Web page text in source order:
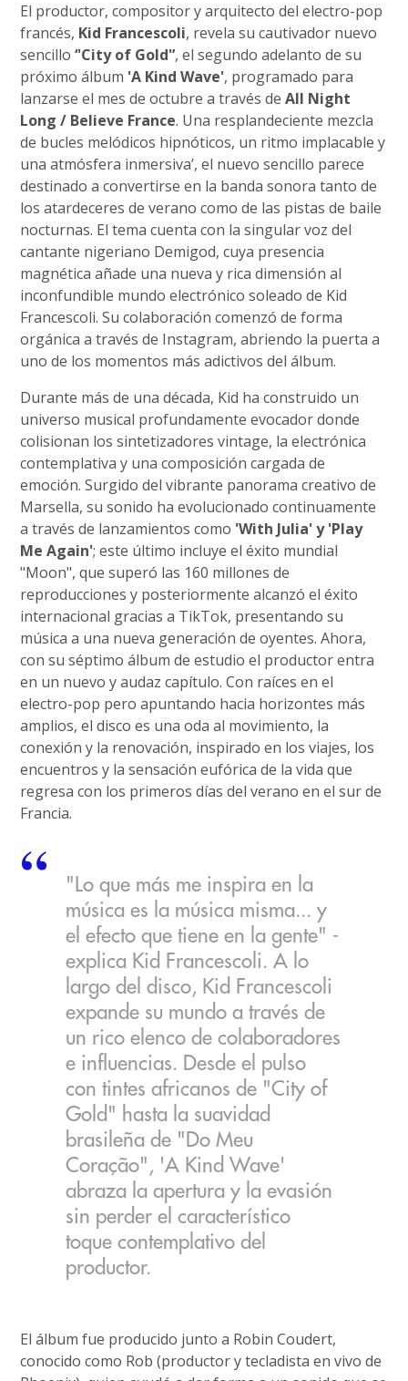
El productor, compositor y arquitecto del electro-pop
francés, Kid Francescoli, revela su cautivador nuevo
sencillo‘'City of Gold'’, el segundo adelanto de su
próximo álbum 'A Kind Wave', programado para
lanzarse el mes de octubre a través deAll Night
Long / Believe France. Una resplandeciente mezcla
de bucles melódicos hipnóticos, un ritmo implacable y
una atmósfera inmersiva’, el nuevo sencillo parece
destinado a convertirse en la banda sonora tanto de
los atardeceres de verano como de las pistas de baile
nocturnas. El tema cuenta con la singular voz del
cantante nigeriano Demigod, cuya presencia
magnética añade una nueva y rica dimensión al
inconfundible mundo electrónico soleado de Kid
Francescoli. Su colaboración comenzó de forma
orgánica a través de Instagram, abriendo la puerta a
uno de los momentos más adictivos del álbum.
Durante más de una década, Kid ha construido un
universo musical profundamente evocador donde
colisionan los sintetizadores vintage, la electrónica
contemplativa y una composición cargada de
emoción. Surgido del vibrante panorama creativo de
Marsella, su sonido ha evolucionado continuamente
a través de lanzamientos como 'With Julia' y 'Play
Me Again'; este último incluye el éxito mundial
"Moon", que superó las 160 millones de
reproducciones y posteriormente alcanzó el éxito
internacional gracias a TikTok, presentando su
música a una nueva generación de oyentes. Ahora,
con su séptimo álbum de estudio el productor entra
en un nuevo y audaz capítulo. Con raíces en el
electro-pop pero apuntando hacia horizontes más
amplios, el disco es una oda al movimiento, la
conexión y la renovación, inspirado en los viajes, los
encuentros y la sensación eufórica de la vida que
regresa con los primeros días del verano en el sur de
Francia.
"Lo que más me inspira en la
música es la música misma... y
el efecto que tiene en la gente" -
explica Kid Francescoli. A lo
largo del disco, Kid Francescoli
expande su mundo a través de
un rico elenco de colaboradores
e influencias. Desde el pulso
con tintes africanos de "City of
Gold" hasta la suavidad
brasileña de "Do Meu
Coração", 'A Kind Wave'
abraza la apertura y la evasión
sin perder el característico
toque contemplativo del
productor.
El álbum fue producido junto a Robin Coudert,
conocido como Rob (productor y tecladista en vivo de